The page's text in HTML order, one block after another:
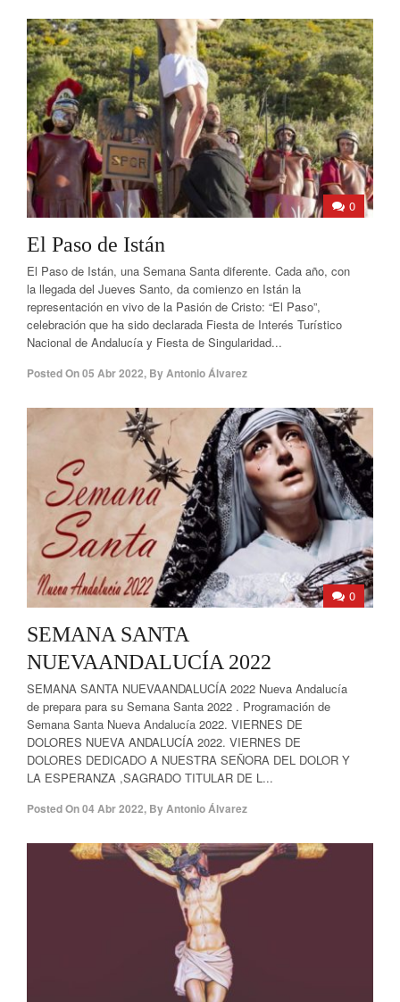
0
El Paso de Istán
El Paso de Istán, una Semana Santa diferente. Cada año, con
la llegada del Jueves Santo, da comienzo en Istán la
representación en vivo de la Pasión de Cristo: “El Paso”,
celebración que ha sido declarada Fiesta de Interés Turístico
Nacional de Andalucía y Fiesta de Singularidad...
Posted On05 Abr 2022, ByAntonio Álvarez
0
SEMANA SANTA
NUEVAANDALUCÍA 2022
SEMANA SANTA NUEVAANDALUCÍA 2022 Nueva Andalucía
de prepara para su Semana Santa 2022 . Programación de
Semana Santa Nueva Andalucía 2022. VIERNES DE
DOLORES NUEVA ANDALUCÍA 2022. VIERNES DE
DOLORES DEDICADO A NUESTRA SEÑORA DEL DOLOR Y
LA ESPERANZA ,SAGRADO TITULAR DE L...
Posted On04 Abr 2022, By Antonio Álvarez